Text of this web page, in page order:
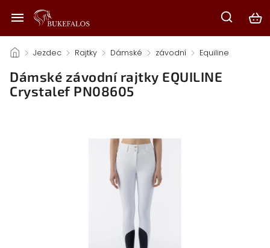
/ Jezdec / Rajtky / Dámské / závodní / Equiline
Dámské závodní rajtky EQUILINE
Crystalef PN08605